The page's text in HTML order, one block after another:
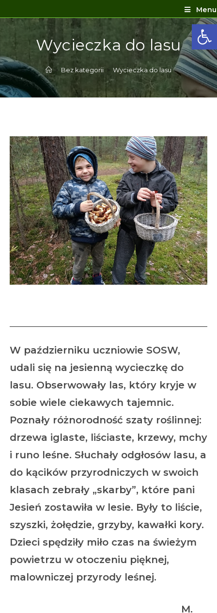
Menu
Wycieczka do lasu
> Bez kategorii > Wycieczka do lasu
W październiku uczniowie SOSW,
udali się na jesienną wycieczkę do
lasu. Obserwowały las, który kryje w
sobie wiele ciekawych tajemnic.
Poznały różnorodność szaty roślinnej:
drzewa iglaste, liściaste, krzewy, mchy
i runo leśne. Słuchały odgłosów lasu, a
do kącików przyrodniczych w swoich
klasach zebrały „skarby”, które pani
Jesień zostawiła w lesie. Były to liście,
szyszki, żołędzie, grzyby, kawałki kory.
Dzieci spędziły miło czas na świeżym
powietrzu w otoczeniu pięknej,
malowniczej przyrody leśnej.
M.